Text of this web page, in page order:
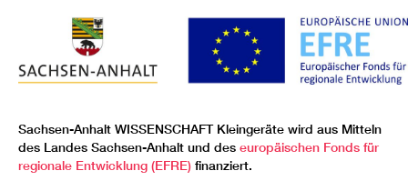
Sachsen-Anhalt WISSENSCHAFT Kleingeräte wird aus Mitteln
des Landes Sachsen-Anhalt und des europäischen Fonds für
regionale Entwicklung (EFRE) finanziert.